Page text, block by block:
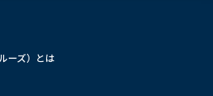
ーズ）とは